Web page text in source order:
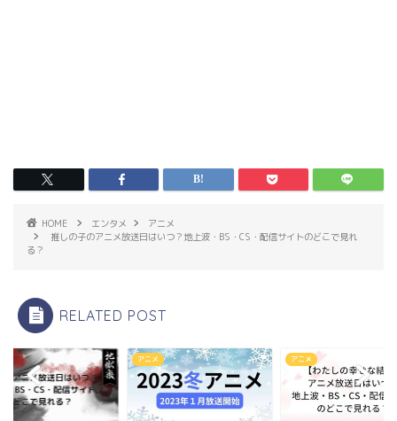
HOME エンタメ
アニメ
推しの子のアニメ放送日はいつ？地上波・BS・CS・配信サイトのどこで見れ
る？
RELATED POST
アニメ アニメ